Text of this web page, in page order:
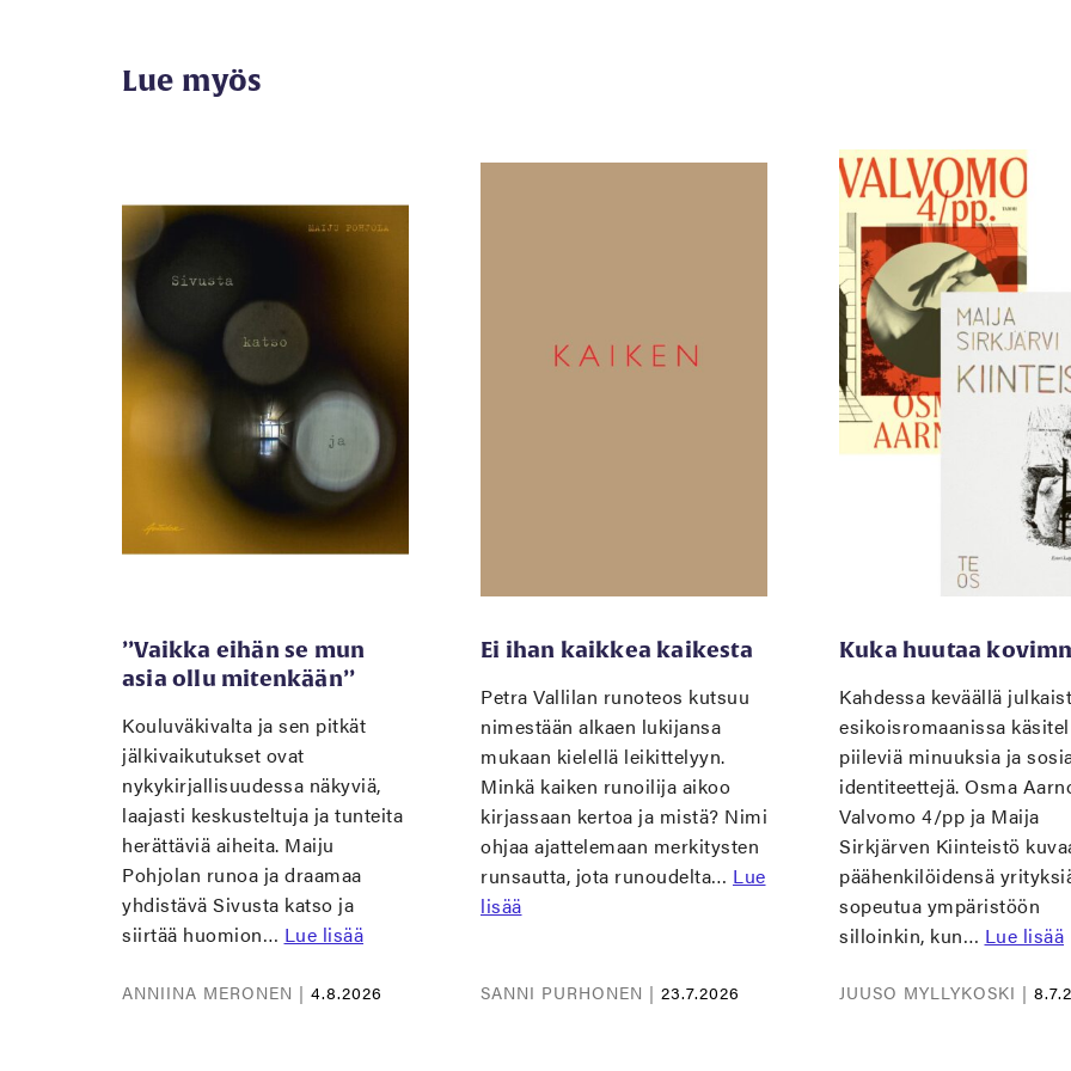
Lue myös
’’Vaikka eihän se mun
asia ollu mitenkään’’
Kouluväkivalta ja sen pitkät
jälkivaikutukset ovat
nykykirjallisuudessa näkyviä,
laajasti keskusteltuja ja tunteita
herättäviä aiheita. Maiju
Pohjolan runoa ja draamaa
yhdistävä Sivusta katso ja
siirtää huomion… Lue lisää
ANNIINA MERONEN | 4.8.2026
Ei ihan kaikkea kaikesta
Petra Vallilan runoteos kutsuu
nimestään alkaen lukijansa
mukaan kielellä leikittelyyn.
Minkä kaiken runoilija aikoo
kirjassaan kertoa ja mistä? Nimi
ohjaa ajattelemaan merkitysten
runsautta, jota runoudelta… Lue
lisää
SANNI PURHONEN | 23.7.2026
Kuka huutaa
Kahdessa keväällä
esikoisromaanissa
piileviä minuuksia ja
identiteettejä. Osma
Valvomo 4/pp ja Maija
Sirkjärven Kiinteistö
päähenkilöidensä
sopeutua ympäristöön
silloinkin, kun… Lue lisää
JUUSO MYLLYKOSKI |